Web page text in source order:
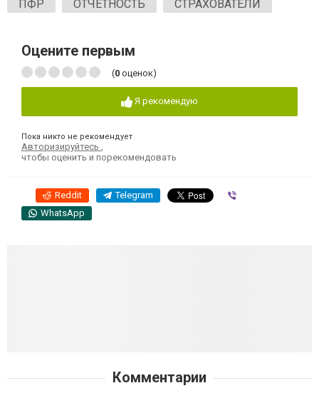
ПФР
ОТЧЕТНОСТЬ СТРАХОВАТЕЛИ
Оцените первым
(0 оценок)
Я рекомендую
Пока никто не рекомендует
Авторизируйтесь
чтобы оценить и порекомендовать
Reddit Telegram
WhatsApp
Комментарии